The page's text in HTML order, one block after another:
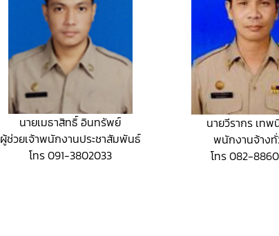
นายเมธาสิทธิ์ อินทรัพย์
ผู้ช่วยเจ้าพนักงานประชาสัมพันธ์
โทร 091-3802033
นายวีรากร เท
พนักงานจ้างทั่
โทร 082-